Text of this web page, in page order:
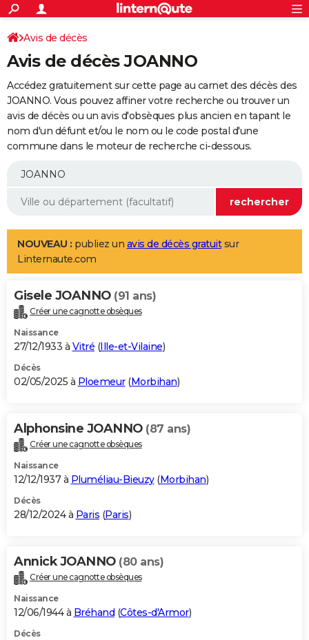
ACTUALITÉS
Politique
Société
Faits Divers
Education
Monde
Villes
+
SPORT
Coupe du monde 2026
Football
Tennis
Cyclisme
Rugby
Forum
Programme TV
TNT
Streaming
Cinéma
Sorties cinéma
Musique
+
FINANCE
Retraite
Epargne
Immobilier
Risques naturels par ville
Banque
Assurance
AUTO
Essais
Réserver un essai
Citadines
Berlines
SUV
Forum auto
+
Mobiles
Meilleur smartphone
Internet
Ordinateurs
Jeux vidéo
Guide high-tech
Aménagement intérieur
LIFESTYLE
Art de vivre
Bien-être
Loisirs
Mode
Modes de vie
Alimentation
Guide de la santé
Maladies
Médicaments
Sommeil
VOYAGE
Destinations
City break
Voyage nature
Voyage de noces
Forum
Climat
+PHOTO
GUIDES D'ACHAT
BONS PLANS
Carte de Noël
Carte Bonne année
Carte Saint-Valentin
Carte Pâques
Carte d'anniversaire
DICTIONNAIRE
Dictionnaire
Biographies
Citations
Expressions
Proverbes
PROGRAMME TV
S'inscrire
Se connecter
Lycées
Collèges
Primaires
Universités
Entreprises
Service militaire
Avis de recherche
AVIS DE DÉCÈS
Bricolage
Lifestyle
Culture
Sport
Auto
Television
Voyage
Cinema
Avis de décès
Avis de décès JOANNO
Accédez gratuitement sur cette page au carnet des décès des
JOANNO. Vous pouvez affiner votre recherche ou trouver un
avis de décès ou un avis d'obsèques plus ancien en tapant le
nom d'un défunt et/ou le nom ou le code postal d'une
commune dans le moteur de recherche ci-dessous.
NOUVEAU : publiez un avis de décès gratuitsur
Linternaute.com
Gisele JOANNO (91 ans)
Créer une cagnotte obsèques
Naissance
27/12/1933 à Vitré (Ille-et-Vilaine)
Décès
02/05/2025 à Ploemeur(Morbihan)
Alphonsine JOANNO (87 ans)
Créer une cagnotte obsèques
Naissance
12/12/1937 à Pluméliau-Bieuzy(Morbihan)
Décès
28/12/2024 à Paris (Paris)
Annick JOANNO (80 ans)
Créer une cagnotte obsèques
Naissance
12/06/1944 à Bréhand (Côtes-d'Armor)
Décès